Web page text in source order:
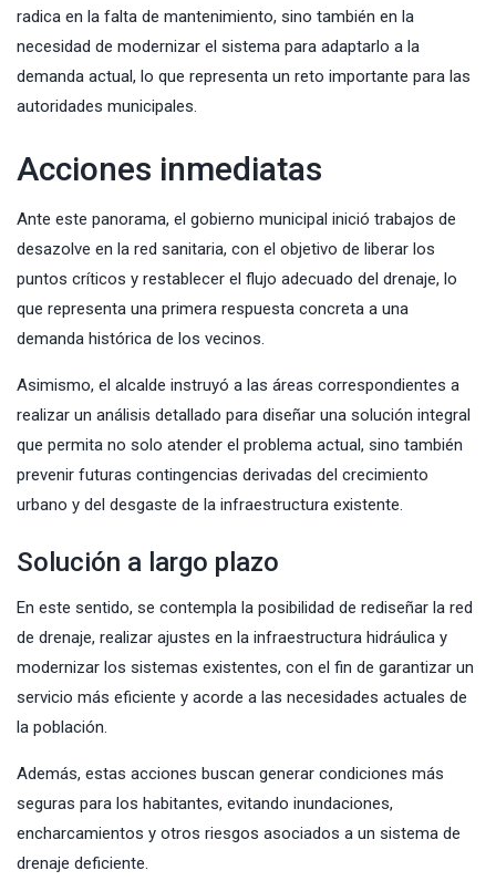
radica en la falta de mantenimiento, sino también en la
necesidad de modernizar el sistema para adaptarlo a la
demanda actual, lo que representa un reto importante para las
autoridades municipales.
Acciones inmediatas
Ante este panorama, el gobierno municipal inició trabajos de
desazolve en la red sanitaria, con el objetivo de liberar los
puntos críticos y restablecer el flujo adecuado del drenaje, lo
que representa una primera respuesta concreta a una
demanda histórica de los vecinos.
Asimismo, el alcalde instruyó a las áreas correspondientes a
realizar un análisis detallado para diseñar una solución integral
que permita no solo atender el problema actual, sino también
prevenir futuras contingencias derivadas del crecimiento
urbano y del desgaste de la infraestructura existente.
Solución a largo plazo
En este sentido, se contempla la posibilidad de rediseñar la red
de drenaje, realizar ajustes en la infraestructura hidráulica y
modernizar los sistemas existentes, con el fin de garantizar un
servicio más eficiente y acorde a las necesidades actuales de
la población.
Además, estas acciones buscan generar condiciones más
seguras para los habitantes, evitando inundaciones,
encharcamientos y otros riesgos asociados a un sistema de
drenaje deficiente.